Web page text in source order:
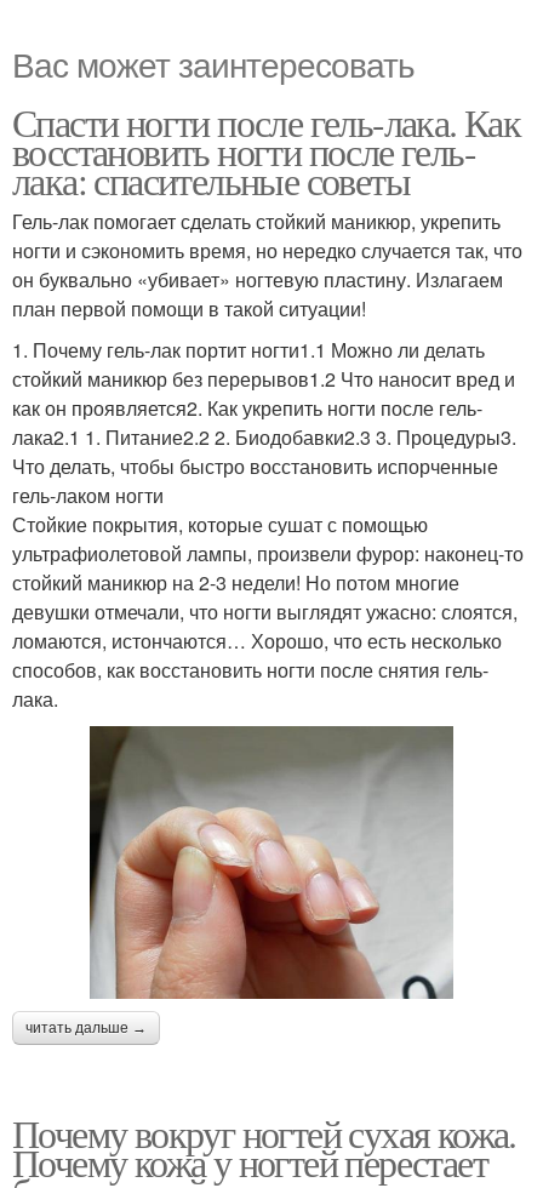
Вас может заинтересовать
Спасти ногти после гель-лака. Как
восстановить ногти после гель-
лака: спасительные советы
Гель-лак помогает сделать стойкий маникюр, укрепить
ногти и сэкономить время, но нередко случается так, что
он буквально «убивает» ногтевую пластину. Излагаем
план первой помощи в такой ситуации!
1. Почему гель-лак портит ногти1.1 Можно ли делать
стойкий маникюр без перерывов1.2 Что наносит вред и
как он проявляется2. Как укрепить ногти после гель-
лака2.1 1. Питание2.2 2. Биодобавки2.3 3. Процедуры3.
Что делать, чтобы быстро восстановить испорченные
гель-лаком ногти
Стойкие покрытия, которые сушат с помощью
ультрафиолетовой лампы, произвели фурор: наконец-то
стойкий маникюр на 2-3 недели! Но потом многие
девушки отмечали, что ногти выглядят ужасно: слоятся,
ломаются, истончаются… Хорошо, что есть несколько
способов, как восстановить ногти после снятия гель-
лака.
читать дальше →
Почему вокруг ногтей сухая кожа.
Почему кожа у ногтей перестает